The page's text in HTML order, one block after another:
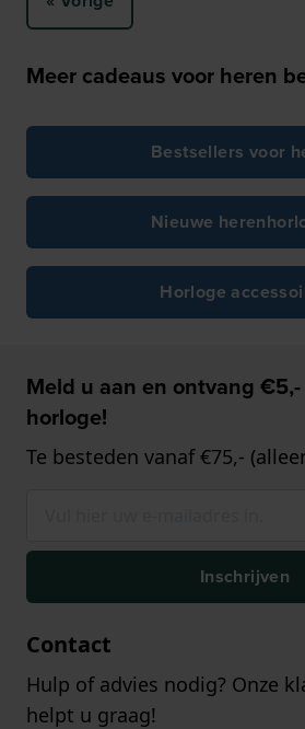
Meer cadeaus voor heren
Bestsellers voor
Nieuwe
Horloge
Meld u aan en ontvang
horloge!
Te besteden vanaf €75,-
Inschrijven
Contact
Hulp of advies nodig? Onze
helpt u graag!